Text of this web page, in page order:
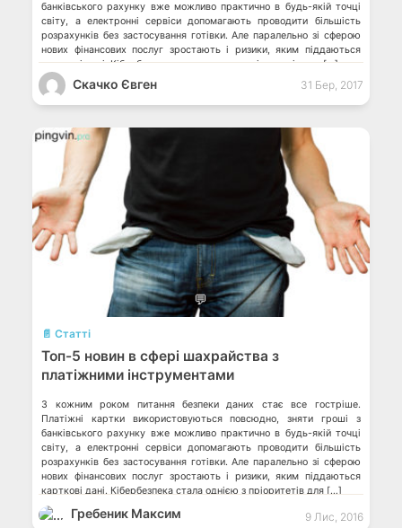
банківського рахунку вже можливо практично в будь-якій точці
світу, а електронні сервіси допомагають проводити більшість
розрахунків без застосування готівки. Але паралельно зі сферою
нових фінансових послуг зростають і ризики, яким піддаються
карткові дані. Кібербезпека стала одним з пріоритетів для […]
Скачко Євген 31 Бер, 2017
💬
📄 Статті
Топ-5 новин в сфері шахрайства з
платіжними інструментами
З кожним роком питання безпеки даних стає все гостріше.
Платіжні картки використовуються повсюдно, зняти гроші з
банківського рахунку вже можливо практично в будь-якій точці
світу, а електронні сервіси допомагають проводити більшість
розрахунків без застосування готівки. Але паралельно зі сферою
нових фінансових послуг зростають і ризики, яким піддаються
карткові дані. Кібербезпека стала однією з пріоритетів для […]
Гребеник Максим 9 Лис, 2016